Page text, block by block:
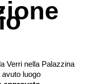
Verri nella Palazzina
avuto luogo